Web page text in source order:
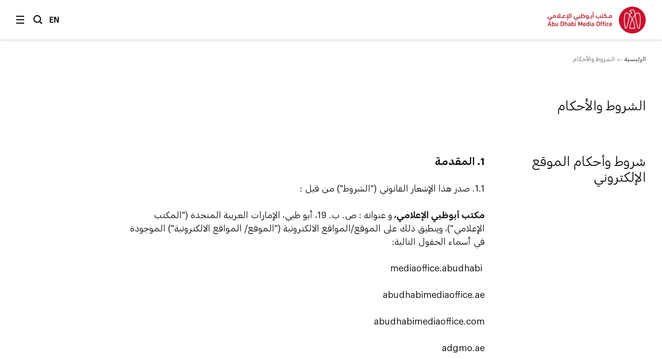
EN
الرئيسية الشروط والأحكام
الشروط والأحكام
شروط وأحكام الموقع
الإلكتروني
1. المقدمة
1.1. صدر هذا الإشعار القانوني ("الشروط") من قبل :
مكتب أبوظبي الإعلامي،
و عنوانه : ص. ب. 19، أبو ظبي، الإمارات العربية المتحدة ("المكتب
الإعلامي")، وينطبق ذلك على الموقع/المواقع الالكترونية ("الموقع/ المواقع الالكترونية") الموجودة
في أسماء الحقول التالية:
abudhabimediaoffice.ae
abudhabimediaoffice.com
adgmo.ae